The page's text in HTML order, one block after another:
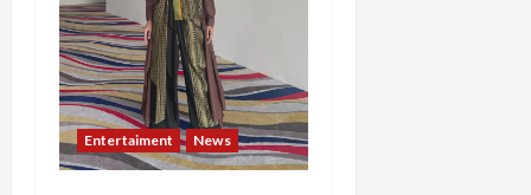
Entertaiment News